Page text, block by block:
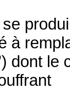
à
dont le